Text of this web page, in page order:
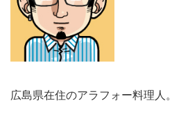
広島県在住のアラフォー料理人。